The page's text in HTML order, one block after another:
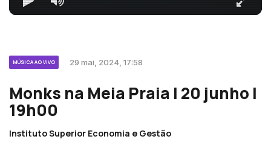
MÚSICA AO VIVO 29 mai, 2024, 17:58
Monks na Meia Praia | 20 junho |
19h00
Instituto Superior Economia e Gestão